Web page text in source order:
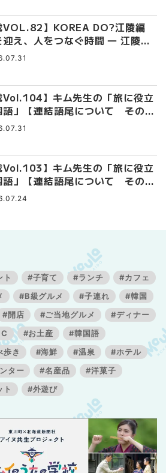
VOL.82】KOREA DO?江陵編
迎え、人をつなぐ時間 ― 江陵端
Vol.104】キム先生の「旅に役立
語」【連結語尾について その
Vol.103】キム先生の「旅に役立
語」【連結語尾について その
ト #子育て #ランチ
#カフェ
#B級グルメ #子連れ
#韓国
#開店 #ご当地グルメ
#ディナー
#お土産
#韓国語
歩き #海鮮 #温泉
#ホテル
ター
#名産品
#洋菓子
ト #外遊び